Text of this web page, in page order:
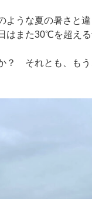
ような夏の暑さと
はまた30℃を超える
？ それとも、も